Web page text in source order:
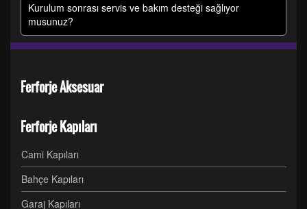
Kurulum sonrası servis ve bakım desteği sağlıyor
musunuz?
Ferforje Aksesuar
Ferforje Kapıları
Cami Kapıları
Bahçe Kapıları
Garaj Kapıları